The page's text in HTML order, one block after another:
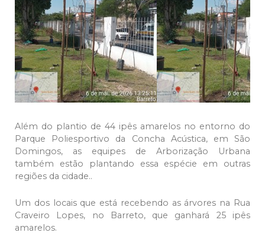
Além do plantio de 44 ipês amarelos no entorno do
Parque Poliesportivo da Concha Acústica, em São
Domingos, as equipes de Arborização Urbana
também estão plantando essa espécie em outras
regiões da cidade..
Um dos locais que está recebendo as árvores na Rua
Craveiro Lopes, no Barreto, que ganhará 25 ipês
amarelos.